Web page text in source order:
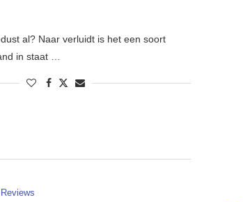
al? Naar verluidt is het een soort
in staat …
Reviews